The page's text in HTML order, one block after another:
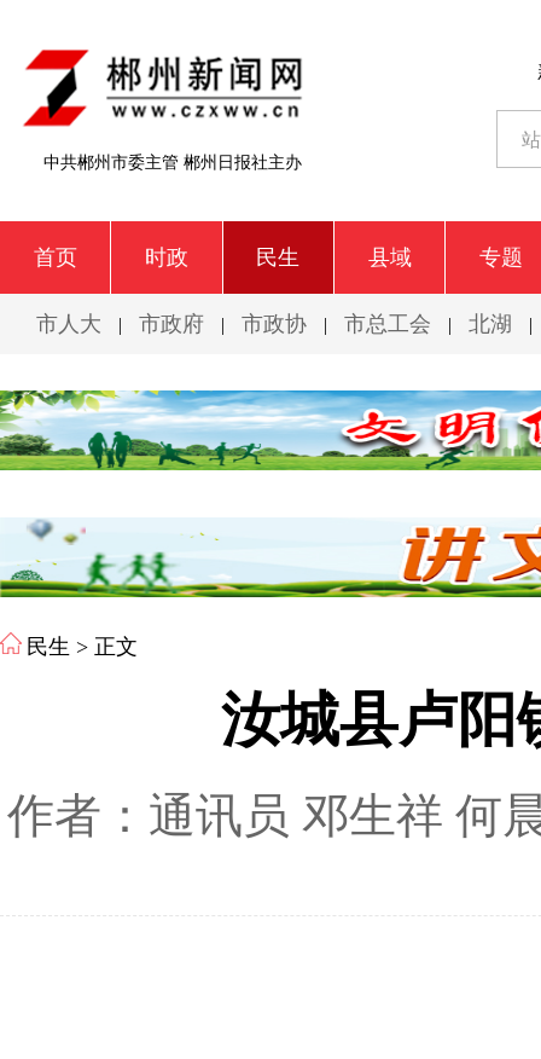
中共郴州市委主管 郴州日报社主办
首页 时政 民生 县域 专题
市人大 | 市政府 | 市政协 | 市总工会 | 北湖 |
民生 > 正文
汝城县卢阳
作者：通讯员 邓生祥 何